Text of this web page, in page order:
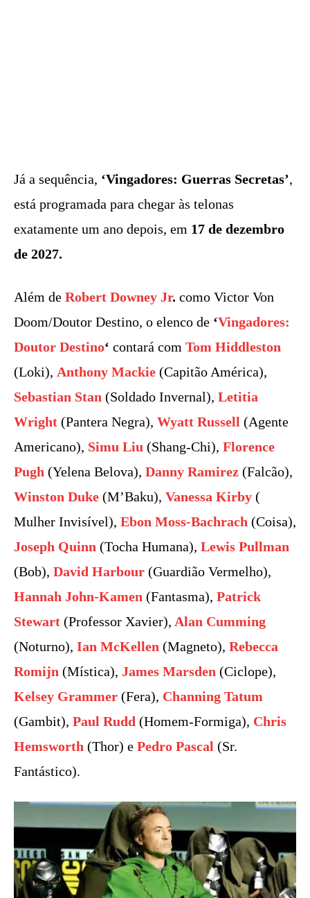
Já a sequência, ‘Vingadores: Guerras Secretas’,
está programada para chegar às telonas
exatamente um ano depois, em 17 de dezembro
de 2027.
Além de Robert Downey Jr. como Victor Von
Doom/Doutor Destino, o elenco de ‘Vingadores:
Doutor Destino‘ contará com Tom Hiddleston
(Loki), Anthony Mackie (Capitão América),
Sebastian Stan (Soldado Invernal), Letitia
Wright (Pantera Negra), Wyatt Russell (Agente
Americano), Simu Liu (Shang-Chi), Florence
Pugh (Yelena Belova), Danny Ramirez (Falcão),
Winston Duke (M’Baku), Vanessa Kirby (
Mulher Invisível), Ebon Moss-Bachrach (Coisa),
Joseph Quinn (Tocha Humana), Lewis Pullman
(Bob), David Harbour (Guardião Vermelho),
Hannah John-Kamen (Fantasma), Patrick
Stewart (Professor Xavier), Alan Cumming
(Noturno), Ian McKellen (Magneto), Rebecca
Romijn (Mística), James Marsden (Ciclope),
Kelsey Grammer (Fera), Channing Tatum
(Gambit), Paul Rudd (Homem-Formiga), Chris
Hemsworth (Thor) e Pedro Pascal (Sr.
Fantástico).